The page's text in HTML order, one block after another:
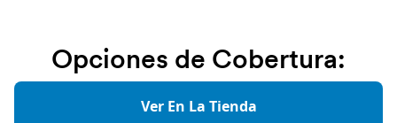
Opciones de Cobertura:
Ver En La Tienda